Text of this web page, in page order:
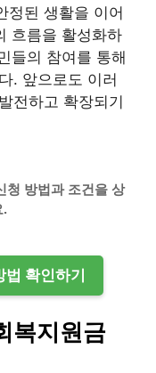
정된 생활을 이어
흐름을 활성화하
들의 참여를 통해
. 앞으로도 이러
전하고 확장되기
청 방법과 조건을 상
.
확인하기
복지원금